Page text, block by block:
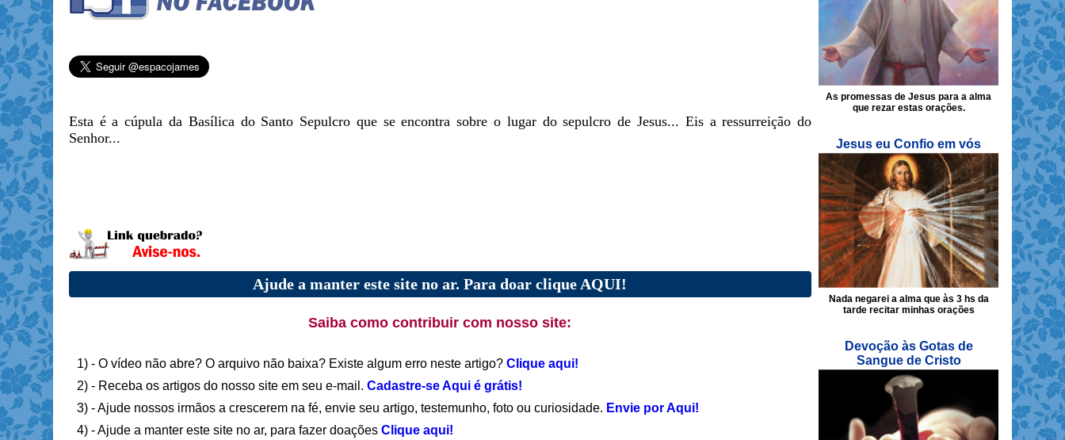
Esta é a cúpula da Basílica do Santo Sepulcro que se encontra sobre o lugar do sepulcro de Jesus... Eis a ressurreição do
Senhor...
Ajude a manter este site no ar. Para doar clique AQUI!
Saiba como contribuir com nosso site:
1) - O vídeo não abre? O arquivo não baixa? Existe algum erro neste artigo? Clique aqui!
2) - Receba os artigos do nosso site em seu e-mail. Cadastre-se Aqui é grátis!
3) - Ajude nossos irmãos a crescerem na fé, envie seu artigo, testemunho, foto ou curiosidade. Envie por Aqui!
4) - Ajude a manter este site no ar, para fazer doações Clique aqui!
As promessas de Jesus para a alma
que rezar estas orações.
Jesus eu Confio em vós
Nada negarei a alma que às 3 hs da
tarde recitar minhas orações
Devoção às Gotas de
Sangue de Cristo